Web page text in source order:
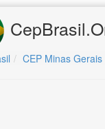
CEP Minas Gerais